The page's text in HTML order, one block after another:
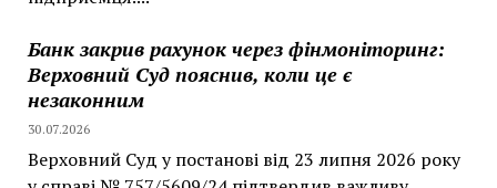
Банк закрив рахунок через фінмоніторинг:
Верховний Суд пояснив, коли це є
незаконним
30.07.2026
Верховний Суд у постанові від 23 липня 2026 року